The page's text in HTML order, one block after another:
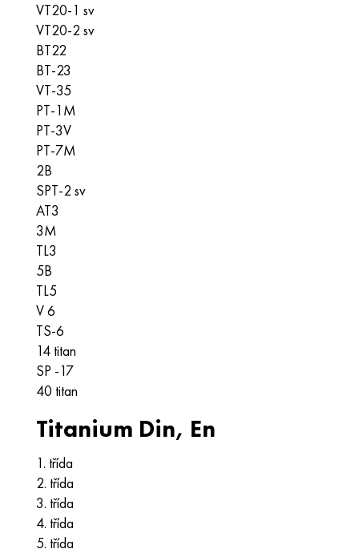
VT20-1 sv
VT20-2 sv
BT22
BT-23
VT-35
PT-1M
PT-3V
PT-7M
2B
SPT-2 sv
AT3
3M
TL3
5B
TL5
V 6
TS-6
14 titan
SP -17
40 titan
Titanium Din, En
1. třída
2. třída
3. třída
4. třída
5. třída